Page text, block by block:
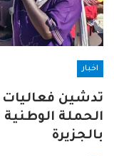
اخبار
تدشين
الحملة
بالجزيرة